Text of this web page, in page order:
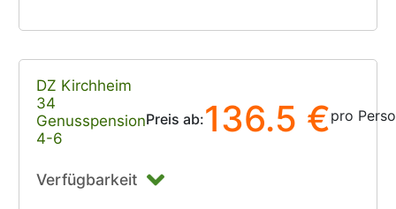
DZ Kirchheim
34
Genusspension
4-6
Preis ab:136.5 €pro
Verfügbarkeit